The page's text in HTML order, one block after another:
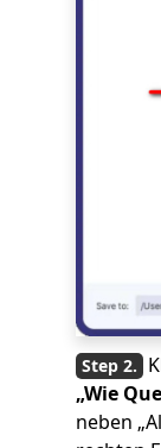
„Wie
neben